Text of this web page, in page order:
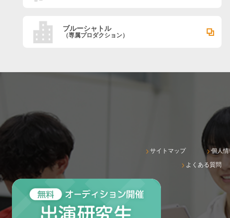
ブルーシャトル
（専属プロダクション）
サイトマップ 個人
よくある質問